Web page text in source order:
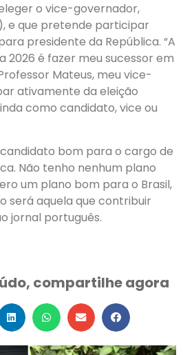
o vice-governador,
e que pretende participar
presidente da República. “A
2026 é fazer meu sucessor em
Mateus, meu vice-
ativamente da eleição
como candidato, vice ou
candidato bom para o cargo de
Não tenho nenhum plano
um plano bom para o Brasil,
será aquela que contribuir
jornal português.
compartilhe agora